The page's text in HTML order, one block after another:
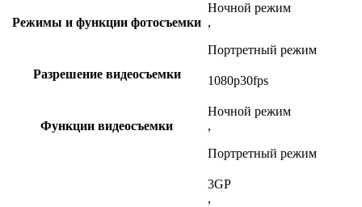
Режимы и функции фотосъемки
Ночной режим
,
Портретный режим
Разрешение видеосъемки
1080p30fps
Функции видеосъемки
Ночной режим
,
Портретный режим
3GP
,